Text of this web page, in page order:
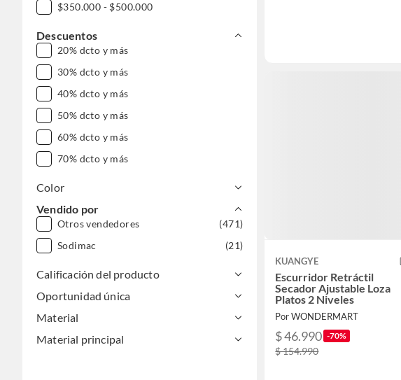
$350.000 - $500.000
Descuentos
20% dcto y más
30% dcto y más
40% dcto y más
50% dcto y más
60% dcto y más
70% dcto y más
Color
Vendido por
Otros vendedores
(471)
Sodimac
(21)
Calificación del producto
Oportunidad única
Material
Material principal
KUANGYE
Escurridor Retráctil
Secador Ajustable Loza
Platos 2 Niveles
Por WONDERMART
$ 46.990 -70%
$ 154.990